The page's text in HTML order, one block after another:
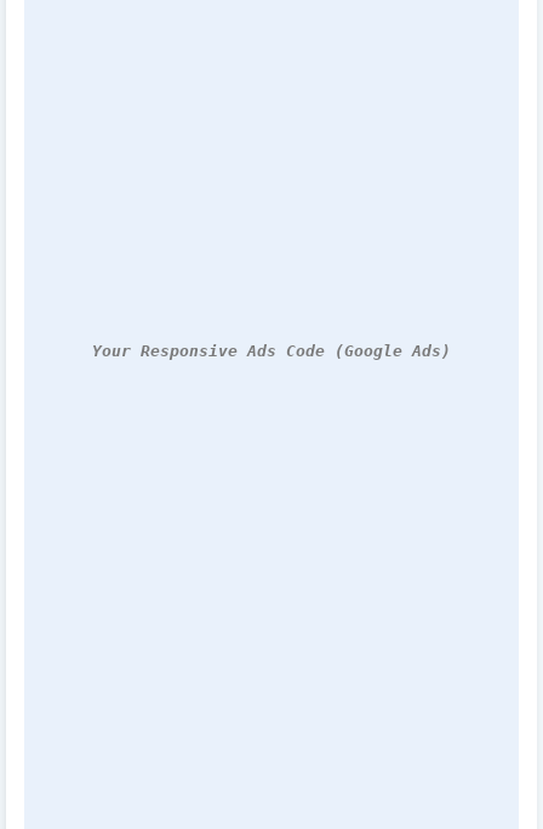
Your Responsive Ads Code (Google Ads)